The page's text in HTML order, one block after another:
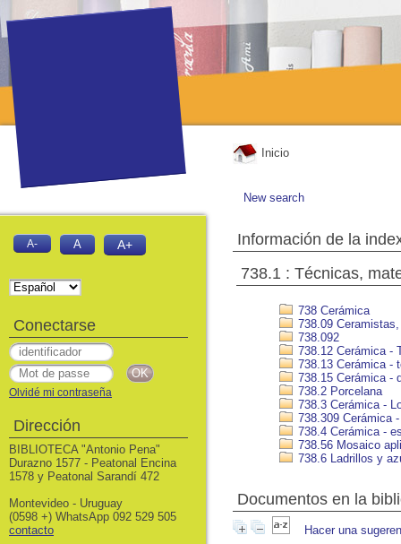
Inicio
New search
Información de la
738.1 : Técnicas,
738 Cerámica
738.09
738.092
738.12 Cerámica -
738.13 Cerámica -
738.15 Cerámica -
738.2 Porcelana
738.3 Cerámica -
738.309 Cerámica
738.4 Cerámica -
738.56 Mosaico
738.6 Ladrillos y
Documentos en la
Hacer una
A- A A+
Conectarse
Olvidé mi contraseña
Dirección
BIBLIOTECA "Antonio Pena"
Durazno 1577 - Peatonal Encina
1578 y Peatonal Sarandí 472
Montevideo - Uruguay
(0598 +) WhatsApp 092 529 505
contacto